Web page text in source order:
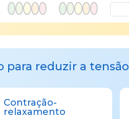
para reduzir a tensão
Contração-
relaxamento